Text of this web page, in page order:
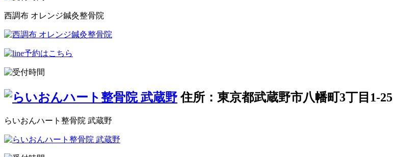
西調布 オレンジ鍼灸整骨院
住所：東京都武蔵野市八幡町3丁目1-25
らいおんハート整骨院 武蔵野